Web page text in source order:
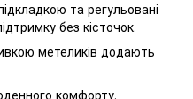
та регульовані
без кісточок.
метеликів додають
комфорту.